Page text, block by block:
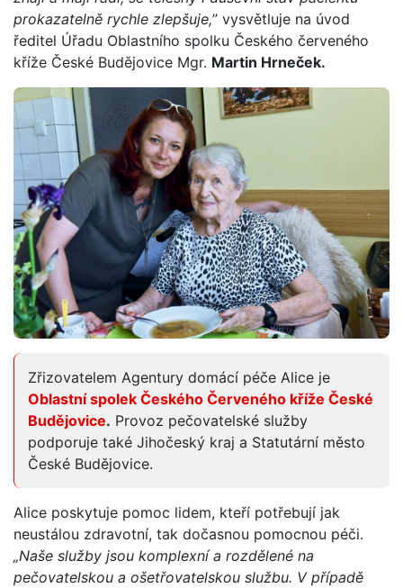
prokazatelně rychle zlepšuje,” vysvětluje na úvod
ředitel Úřadu Oblastního spolku Českého červeného
kříže České Budějovice Mgr. Martin Hrneček.
Zřizovatelem Agentury domácí péče Alice je
Oblastní spolek Českého Červeného kříže České
Budějovice. Provoz pečovatelské služby
podporuje také Jihočeský kraj a Statutární město
České Budějovice.
Alice poskytuje pomoc lidem, kteří potřebují jak
neustálou zdravotní, tak dočasnou pomocnou péči.
„Naše služby jsou komplexní a rozdělené na
pečovatelskou a ošetřovatelskou službu. V případě